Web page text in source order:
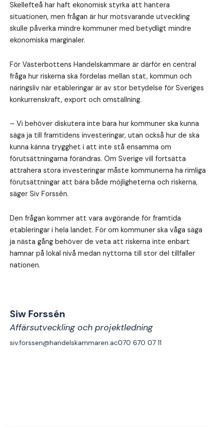
Skellefteå har haft ekonomisk styrka att hantera
situationen, men frågan är hur motsvarande utveckling
skulle påverka mindre kommuner med betydligt mindre
ekonomiska marginaler.
För Västerbottens Handelskammare är därför en central
fråga hur riskerna ska fördelas mellan stat, kommun och
näringsliv när etableringar är av stor betydelse för Sveriges
konkurrenskraft, export och omställning.
– Vi behöver diskutera inte bara hur kommuner ska kunna
säga ja till framtidens investeringar, utan också hur de ska
kunna känna trygghet i att inte stå ensamma om
förutsättningarna förändras. Om Sverige vill fortsätta
attrahera stora investeringar måste kommunerna ha rimliga
förutsättningar att bära både möjligheterna och riskerna,
säger Siv Forssén.
Den frågan kommer att vara avgörande för framtida
etableringar i hela landet. För om kommuner ska våga säga
ja nästa gång behöver de veta att riskerna inte enbart
hamnar på lokal nivå medan nyttorna till stor del tillfaller
nationen.
Siw Forssén
Affärsutveckling och projektledning
siv.forssen@handelskammaren.ac070 670 07 11